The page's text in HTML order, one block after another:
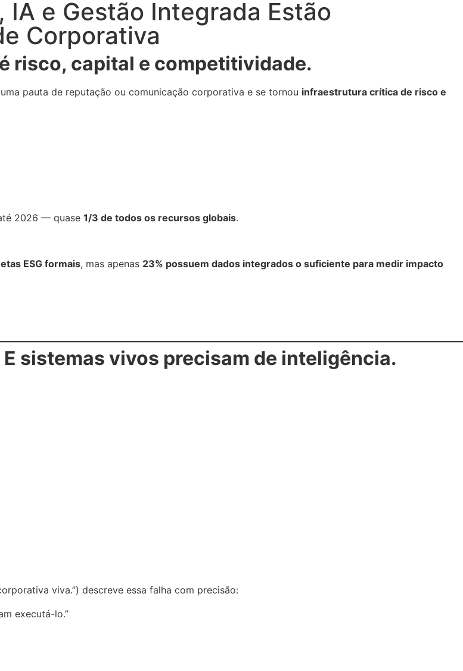
IA e Gestão Integrada Estão
Corporativa
risco, capital e competitividade.
pauta de reputação ou comunicação corporativa e se tornou infraestrutura crítica de risco e
2026 — quase 1/3 de todos os recursos globais.
ESG formais, mas apenas 23% possuem dados integrados o suficiente para medir impacto
sistemas vivos precisam de inteligência.
viva.”) descreve essa falha com precisão:
executá-lo.”